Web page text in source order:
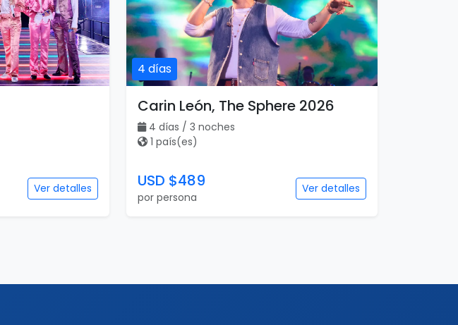
Ver detalles
4 días
Carin León, The Sphere 2026
4 días / 3 noches
1 país(es)
USD $489
por persona
Ver detalles